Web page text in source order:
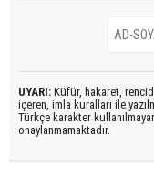
UYARI: Küfür, hakaret,
içeren, imla kuralları ile
Türkçe karakter
onaylanmamaktadır.